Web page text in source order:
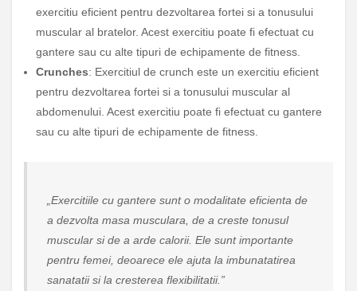
exercitiu eficient pentru dezvoltarea fortei si a tonusului
muscular al bratelor. Acest exercitiu poate fi efectuat cu
gantere sau cu alte tipuri de echipamente de fitness.
Crunches: Exercitiul de crunch este un exercitiu eficient
pentru dezvoltarea fortei si a tonusului muscular al
abdomenului. Acest exercitiu poate fi efectuat cu gantere
sau cu alte tipuri de echipamente de fitness.
„Exercitiile cu gantere sunt o modalitate eficienta de
a dezvolta masa musculara, de a creste tonusul
muscular si de a arde calorii. Ele sunt importante
pentru femei, deoarece ele ajuta la imbunatatirea
sanatatii si la cresterea flexibilitatii.”